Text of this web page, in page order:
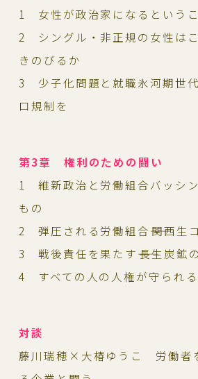
1 女性が政治家になるという
2 シングル・非正規の女性は
きのびるか
3 少子化問題と就職氷河期世代
口規制を
第3章 権利のための闘い
1 維新政治と労働組合バッシ
もの
2 弾圧される労働組合――関西生
3 戦後責任を果たす――長生炭鉱
4 すべての人の人権が守られ
対談
藤川瑞穂×大椿ゆうこ 労働者